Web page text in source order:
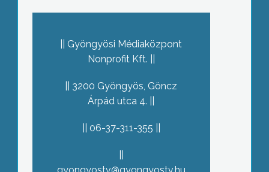
Gyöngyösi Médiaközpont
Nonprofit Kft.
3200 Gyöngyös, Göncz
Árpád utca 4.
06-37-311-355